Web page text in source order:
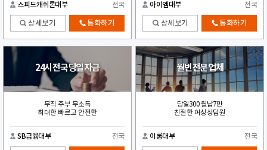
스피드캐쉬론대부 전국
상세보기 통화하기
아이엠대부 전국
상세보기 통화하기
24시 전국 당일 자금
무직 주부 무소득
최대한 빠르고 안전한
SB금융대부 전국
월변 전문 업체
당일300 월납7만
친절한 여성상담원
이룸대부 전국